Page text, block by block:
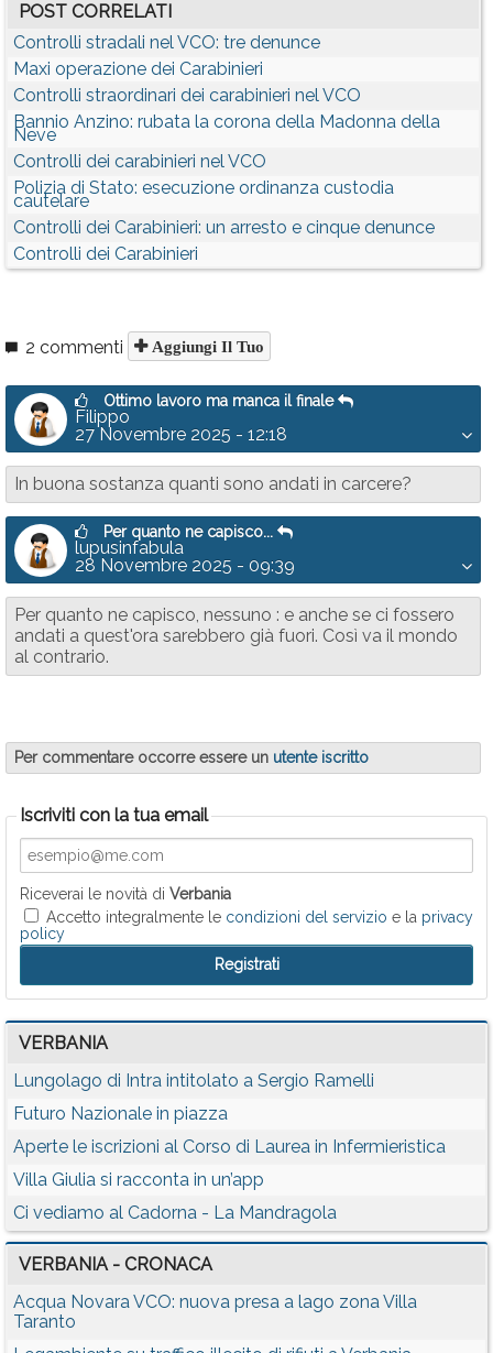
POST CORRELATI
Controlli stradali nel VCO: tre denunce
Maxi operazione dei Carabinieri
Controlli straordinari dei carabinieri nel VCO
Bannio Anzino: rubata la corona della Madonna della
Neve
Controlli dei carabinieri nel VCO
Polizia di Stato: esecuzione ordinanza custodia
cautelare
Controlli dei Carabinieri: un arresto e cinque denunce
Controlli dei Carabinieri
2 commenti Aggiungi Il Tuo
Ottimo lavoro ma manca il finale
Filippo
27 Novembre 2025 - 12:18
In buona sostanza quanti sono andati in carcere?
Per quanto ne capisco...
lupusinfabula
28 Novembre 2025 - 09:39
Per quanto ne capisco, nessuno : e anche se ci fossero
andati a quest'ora sarebbero già fuori. Così va il mondo
al contrario.
Per commentare occorre essere un utente iscritto
Iscriviti con la tua email
Riceverai le novità di Verbania
Accetto integralmente le condizioni del servizio e la privacy
policy
VERBANIA
Lungolago di Intra intitolato a Sergio Ramelli
Futuro Nazionale in piazza
Aperte le iscrizioni al Corso di Laurea in Infermieristica
Villa Giulia si racconta in un’app
Ci vediamo al Cadorna - La Mandragola
VERBANIA - CRONACA
Acqua Novara VCO: nuova presa a lago zona Villa
Taranto